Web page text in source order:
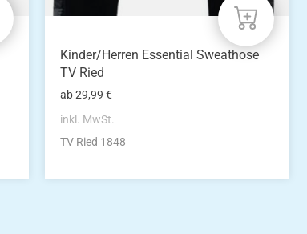
werden
Kinder/Herren Essential Sweathose
TV Ried
ab29,99€
inkl. MwSt.
TV Ried 1848